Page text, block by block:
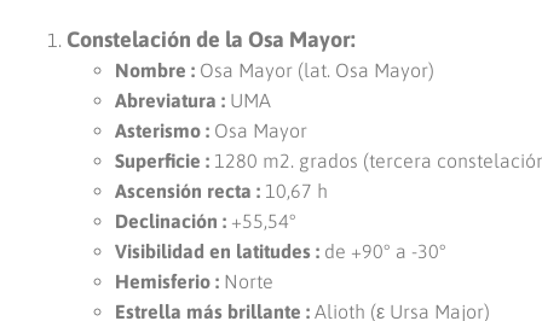
Constelación de la Osa Mayor:
Nombre : Osa Mayor (lat. Osa Mayor)
Abreviatura : UMA
Asterismo : Osa Mayor
Superficie : 1280 m2. grados (tercera
Ascensión recta : 10,67 h
Declinación : +55,54°
Visibilidad en latitudes : de +90° a -30°
Hemisferio : Norte
Estrella más brillante : Alioth (ε Ursa Major)